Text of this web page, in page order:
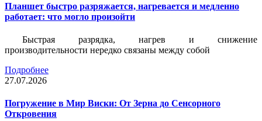
Планшет быстро разряжается, нагревается и медленно
работает: что могло произойти
Быстрая разрядка, нагрев и снижение
производительности нередко связаны между собой
Подробнее
27.07.2026
Погружение в Мир Виски: От Зерна до Сенсорного
Откровения